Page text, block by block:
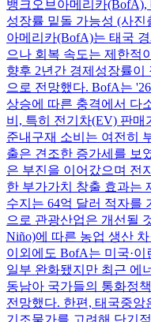
뱅크오브아메리카
성장률 밑돌 가능성 (사진
아메리카(BofA)는 태국
으나 회복 속도는 제한적
향후 2년간 경제성장률이
으로 전망했다. BofA는
상승에 따른 충격에서 다
비, 특히 전기차(EV) 판
준내구재 소비는 여전히
출은 견조한 증가세를 보
은 부진을 이어갔으며 전
한 부가가치 창출 효과는
수지는 64억 달러 적자를
으로 관광산업은 개선될
Niño)에 따른 농업 생산
이외에도 BofA는 미국·이
일부 완화됐지만 최근 에
동남아 국가들의 통화정
전망했다. 한편, 태국중